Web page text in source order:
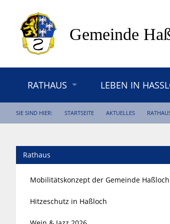
RATHAUS LEBEN IN
SIE SIND HIER: STARTSEITE AKTUELLES
Rathaus
Mobilitätskonzept der Gemeinde Haßloch
Hitzeschutz in Haßloch